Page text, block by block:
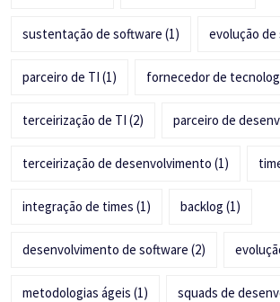
sustentação de software (1) evolução
parceiro de TI (1) fornecedor de
terceirização de TI (2) parceiro de
terceirização de desenvolvimento (1)
integração de times (1) backlog (1)
desenvolvimento de software (2)
metodologias ágeis (1) squads de